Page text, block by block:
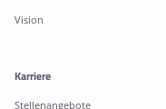
Vision
Karriere
Stellenangebote